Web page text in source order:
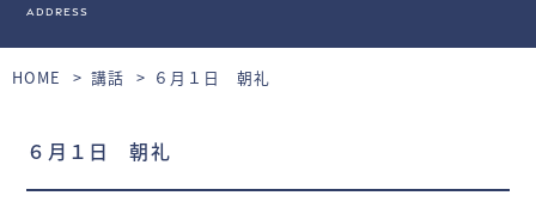
Address
HOME 講話 ６月１日 朝礼
６月１日 朝礼